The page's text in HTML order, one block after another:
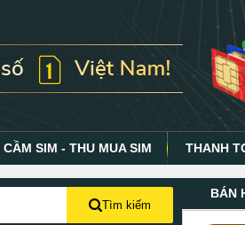
CẦM SIM - THU MUA SIM THANH
Tìm kiếm
BÁN